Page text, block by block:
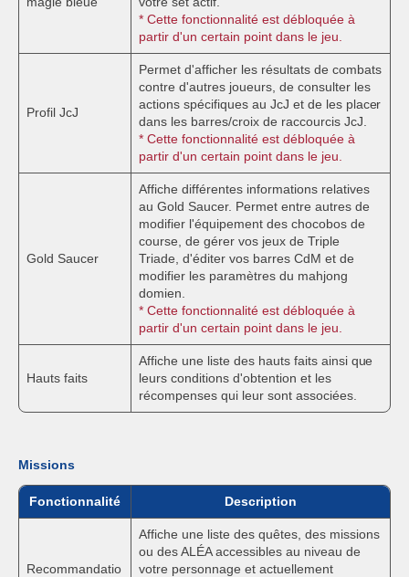
* Cette fonctionnalité est débloquée à
partir d'un certain point dans le jeu.
Profil JcJ
Permet d'afficher les résultats de combats
contre d'autres joueurs, de consulter les
actions spécifiques au JcJ et de les placer
dans les barres/croix de raccourcis JcJ.
* Cette fonctionnalité est débloquée à
partir d'un certain point dans le jeu.
Gold Saucer
Affiche différentes informations relatives
au Gold Saucer. Permet entre autres de
modifier l'équipement des chocobos de
course, de gérer vos jeux de Triple
Triade, d'éditer vos barres CdM et de
modifier les paramètres du mahjong
domien.
* Cette fonctionnalité est débloquée à
partir d'un certain point dans le jeu.
Hauts faits
Affiche une liste des hauts faits ainsi que
leurs conditions d'obtention et les
récompenses qui leur sont associées.
Missions
Fonctionnalité Description
Recommandatio
Affiche une liste des quêtes, des missions
ou des ALÉA accessibles au niveau de
votre personnage et actuellement